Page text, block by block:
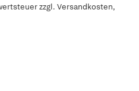
zzgl. Versandkosten,